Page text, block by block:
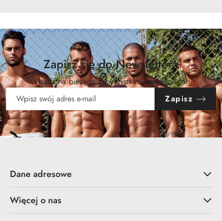
Zapisz się do Newslettera
i bądź na bieżąco ze wszystkimi nowościami!
Zapisz
Dane adresowe
Więcej o nas